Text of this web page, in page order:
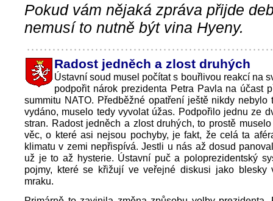
Pokud vám nějaká zpráva přijde
nemusí to nutně být vina Hyeny.
Radost jedněch a zlost druhých
Ústavní soud musel počítat s bouřlivou reakcí na
podpořit nárok prezidenta Petra Pavla na účast
summitu NATO. Předběžné opatření ještě nikdy nebylo
vydáno, muselo tedy vyvolat úžas. Podpořilo jednu ze
stran. Radost jedněch a zlost druhých, to prostě
věc, o které asi nejsou pochyby, je fakt, že celá ta
klimatu v zemi nepřispívá. Jestli u nás až dosud
už je to až hysterie. Ústavní puč a poloprezidentský
pojmy, které se křižují ve veřejné diskusi jako blesky
mraku.